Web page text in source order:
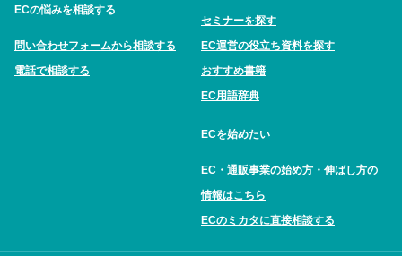
ECの悩みを相談する
問い合わせフォームから相談する
電話で相談する
セミナーを探す
EC運営の役立ち資料を探す
おすすめ書籍
EC用語辞典
ECを始めたい
EC・通販事業の始め方・伸ばし方の
情報はこちら
ECのミカタに直接相談する